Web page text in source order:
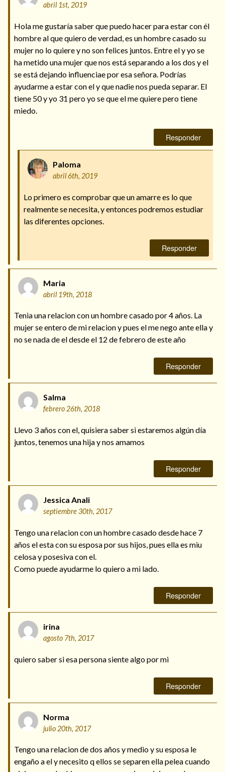
abril 1st, 2019
Hola me gustaría saber que puedo hacer para estar con él
hombre al que quiero de verdad, es un hombre casado su
mujer no lo quiere y no son felices juntos. Entre el y yo se
ha metido una mujer que nos está separando a los dos y el
se está dejando influenciae por esa señora. Podrías
ayudarme a estar con el y que nadie nos pueda separar. El
tiene 50 y yo 31 pero yo se que el me quiere pero tiene
miedo.
Responder
Paloma
abril 6th, 2019
Lo primero es comprobar que un amarre es lo que
realmente se necesita, y entonces podremos estudiar
las diferentes opciones.
Responder
Maria
abril 19th, 2018
Tenia una relacion con un hombre casado por 4 años. La
mujer se entero de mi relacion y pues el me nego ante ella y
no se nada de el desde el 12 de febrero de este año
Responder
Salma
febrero 26th, 2018
Llevo 3 años con el, quisiera saber si estaremos algún día
juntos, tenemos una hija y nos amamos
Responder
Jessica Anali
septiembre 30th, 2017
Tengo una relacion con un hombre casado desde hace 7
años el esta con su esposa por sus hijos, pues ella es miu
celosa y posesiva con el.
Como puede ayudarme lo quiero a mi lado.
Responder
irina
agosto 7th, 2017
quiero saber si esa persona siente algo por mi
Responder
Norma
julio 20th, 2017
Tengo una relacion de dos años y medio y su esposa le
engaño a el y necesito q ellos se separen ella pelea cuando